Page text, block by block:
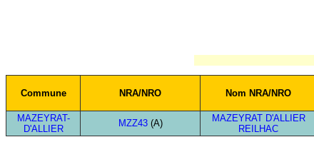
Commune NRA/NRO Nom NRA/NRO
MAZEYRAT-
D'ALLIER
MZZ43(A)
MAZEYRAT D'ALLIER
REILHAC